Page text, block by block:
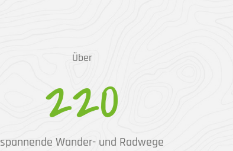
Über
220
spannende Wander- und Radwege